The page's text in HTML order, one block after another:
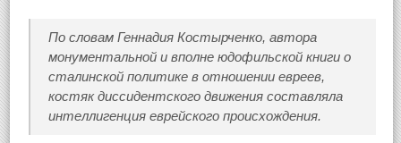
По словам Геннадия Костырченко, автора
монументальной и вполне юдофильской книги о
сталинской политике в отношении евреев,
костяк диссидентского движения составляла
интеллигенция еврейского происхождения.